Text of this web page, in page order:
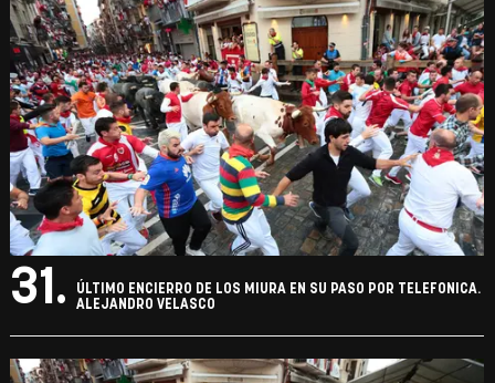
31.
ÚLTIMO ENCIERRO DE LOS MIURA EN SU PASO POR TELEFONICA.
ALEJANDRO VELASCO